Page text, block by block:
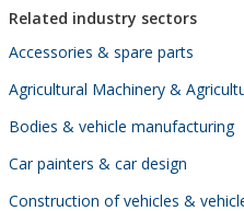
Related industry sectors
Accessories & spare parts
Agricultural Machinery &
Bodies & vehicle manufacturing
Car painters & car design
Construction of vehicles &